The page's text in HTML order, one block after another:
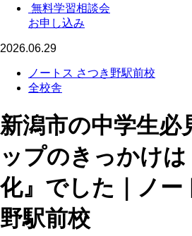
無料学習相談会
お申し込み
2026.06.29
ノートス さつき野駅前校
全校舎
新潟市の中学生必
ップのきっかけ
化』でした｜ノー
野駅前校